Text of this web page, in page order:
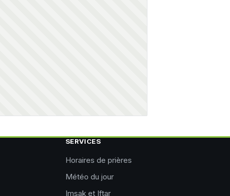
SERVICES
Horaires de prières
Météo du jour
Imsak et Iftar